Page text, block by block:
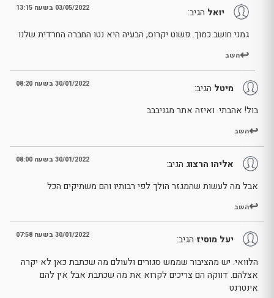
יואל הגיב: 03/05/2022 בשעה 13:15
גמני חושב כמוך. פשוט יקרוס, הבעיה היא נטו החברה החרדית שלנו
השב
מיטל הגיב: 30/01/2022 בשעה 08:20
בול! אהבתי. ואיזה אתר מגניבבב
השב
אליהו הרצוג הגיב: 30/01/2022 בשעה 08:00
אבל מה לעשות שהמגזר הולך לפי רבותיו והם משתיקים הכל
השב
יעל מוסיז הגיב: 30/01/2022 בשעה 07:58
הלוואי. יש מהציבור שממש סגורים ולעולם מה שכתבת כאן לא יקרה
אצלהם. דווקה הם צריכים לקרוא את מה שכתבת אבל אין להם
אינטרנט